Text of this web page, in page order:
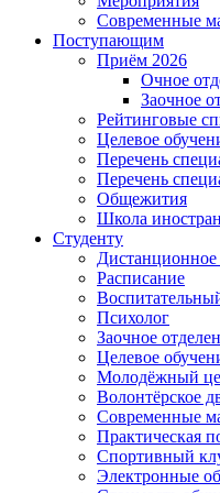
Современные
Поступающим
Приём 2026
Очное
Заочное
Рейтинговые
Целевое
Перечень
Перечень
Общежития
Школа
Студенту
Дистанционное
Расписание
Психолог
Заочное
Целевое
Молодёжный
Волонтёрское
Современные
Практическая
Спортивный
Электронные